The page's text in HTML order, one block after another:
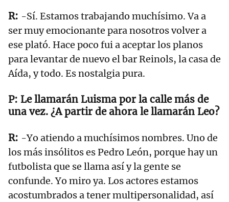
-Sí. Estamos trabajando muchísimo. Va a
ser muy emocionante para nosotros volver a
ese plató. Hace poco fui a aceptar los planos
para levantar de nuevo el bar Reinols, la casa de
Aída, y todo. Es nostalgia pura.
Le llamarán Luisma por la calle más de
una vez. ¿A partir de ahora le llamarán Leo?
-Yo atiendo a muchísimos nombres. Uno de
los más insólitos es Pedro León, porque hay un
futbolista que se llama así y la gente se
confunde. Yo miro ya. Los actores estamos
acostumbrados a tener multipersonalidad, así